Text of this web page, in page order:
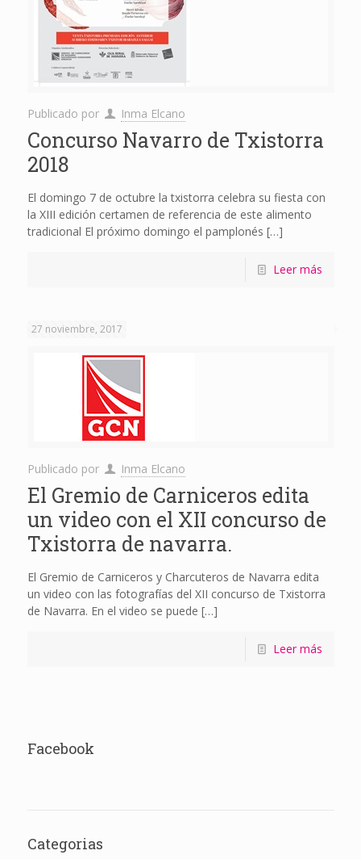
Publicado por Inma Elcano
Concurso Navarro de Txistorra
2018
El domingo 7 de octubre la txistorra celebra su fiesta con
la XIII edición certamen de referencia de este alimento
tradicional El próximo domingo el pamplonés […]
Leer más
27 noviembre, 2017
Publicado por Inma Elcano
El Gremio de Carniceros edita
un video con el XII concurso de
Txistorra de navarra.
El Gremio de Carniceros y Charcuteros de Navarra edita
un video con las fotografías del XII concurso de Txistorra
de Navarra. En el video se puede […]
Leer más
Facebook
Categorias